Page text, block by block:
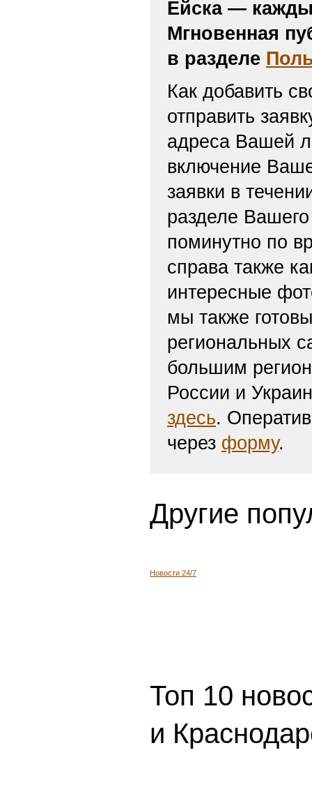
Ейска —
Мгновенная
в разделе
Как добавить
отправить
адреса Вашей
включение
заявки в
разделе
поминутно по
справа также
интересные
мы также
региональных
большим
России и
здесь.
через форму.
Другие
Новости 24/7
Топ 10
и